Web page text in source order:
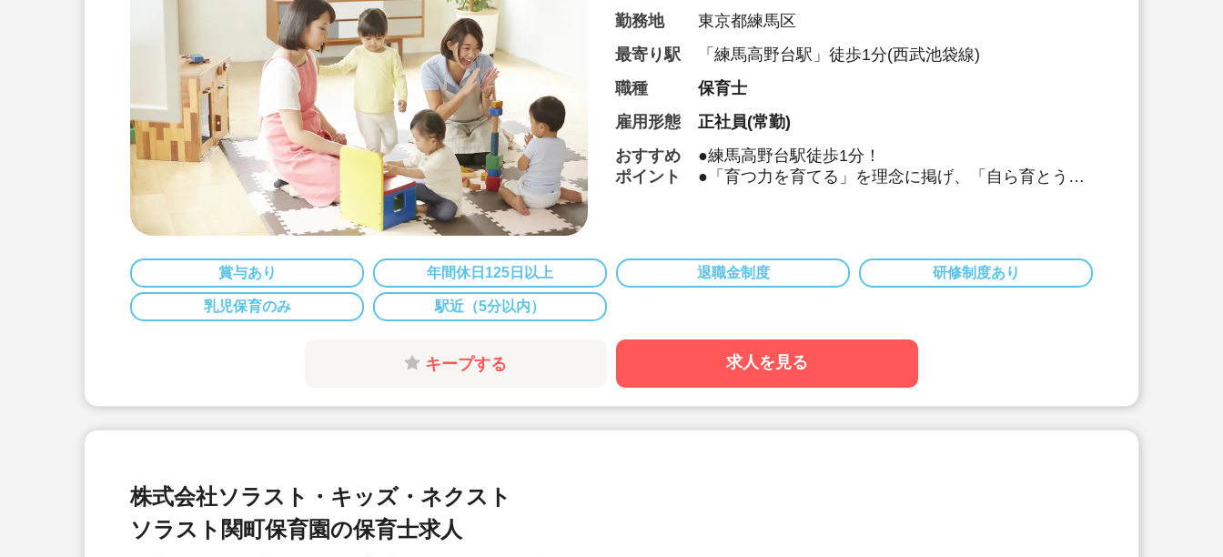
勤務地
東京都練馬区
最寄り駅
「練馬高野台駅」徒歩1分(西武池袋線)
職種
保育士
雇用形態
正社員(常勤)
おすすめ
ポイント
●練馬高野台駅徒歩1分！
●「育つ力を育てる」を理念に掲げ、「自ら育とう」
●異文化交流や毎週の体操や英語教室、造形教室を行
っています
●練馬区の公立園で職員の配置人数の基準が高い園で
す。園児一人ひとりに寄り添った保育を実践されてい
ます。人の配置が十分ある職場環境です。
●有給休暇は60日間まで積み立て可能！5年ごとの永
年勤続報奨があり働きやすい環境です。
賞与あり 年間休日125日以上 退職金制度 研修制度あり
乳児保育のみ 駅近（5分以内）
キープする 求人を見る
株式会社ソラスト・キッズ・ネクスト
ソラスト関町保育園の保育士求人